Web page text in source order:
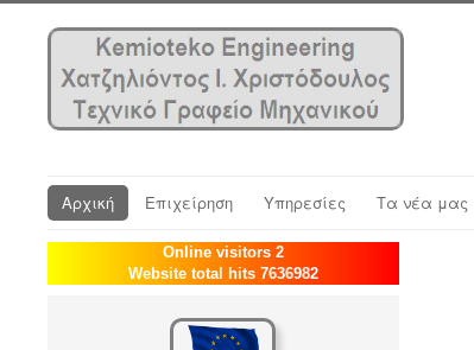
Αρχική Επιχείρηση Υπηρεσίες Τα νέα μας
Online visitors 2
Website total hits 7636982